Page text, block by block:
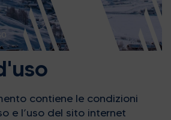
contiene le condizioni
e l’uso del sito internet